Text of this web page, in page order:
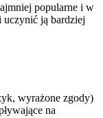
popularne i w
ją bardziej
wyrażone zgody)
na